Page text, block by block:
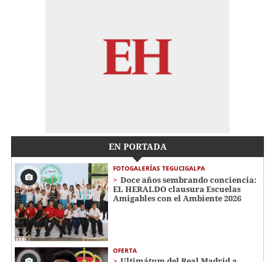
EN PORTADA
FOTOGALERÍAS TEGUCIGALPA
Doce años sembrando conciencia:
EL HERALDO clausura Escuelas
Amigables con el Ambiente 2026
OFERTA